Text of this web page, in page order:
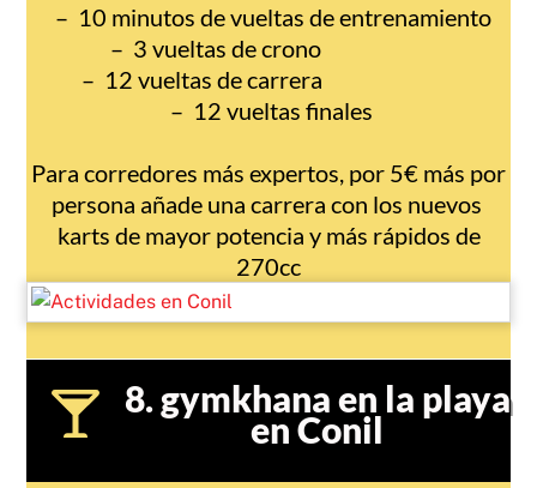
– 10 minutos de vueltas de entrenamiento
– 3 vueltas de crono
– 12 vueltas de carrera
– 12 vueltas finales
Para corredores más expertos, por 5€ más por
persona añade una carrera con los nuevos
karts de mayor potencia y más rápidos de
270cc
8. gymkhana en la playa
en Conil